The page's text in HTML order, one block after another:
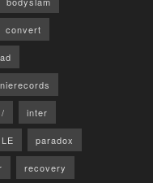
convert
inter
paradox
recovery